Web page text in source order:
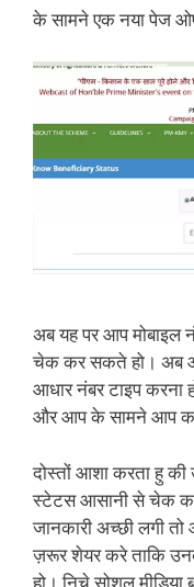
के सामने एक नया पेज
अब यह पर आप मोबाइल
चेक कर सकते हो। अब
आधार नंबर टाइप करना
और आप के सामने आप का
दोस्तों आशा करता हु
स्टेटस आसानी से चेक कर
जानकारी अच्छी लगी
ज़रूर शेयर करे ताकि
हो। निचे सोशल